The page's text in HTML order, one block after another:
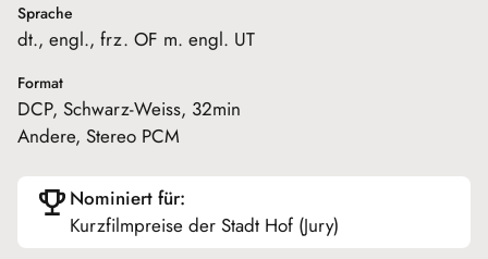
Sprache
dt., engl., frz. OF m. engl. UT
Format
DCP, Schwarz-Weiss, 32min
Andere, Stereo PCM
Nominiert für:
Kurzfilmpreise der Stadt Hof (Jury)